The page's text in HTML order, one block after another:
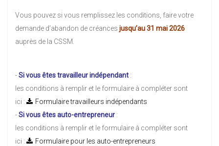
Vous pouvez si vous remplissez les conditions, faire votre
demande d’abandon de créances jusqu’au 31 mai 2026
auprès de la CSSM.
-Si vous êtes travailleur indépendant :
les conditions à remplir et le formulaire à compléter sont
ici :
Formulaire travailleurs indépendants
-Si vous êtes auto-entrepreneur :
les conditions à remplir et le formulaire à compléter sont
ici :
Formulaire pour les auto-entrepreneurs